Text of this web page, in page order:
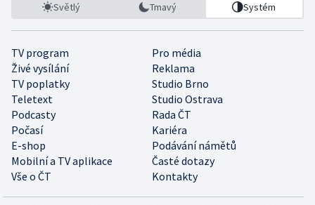
Světlý Tmavý Systém
TV program
Pro média
Živé vysílání
Reklama
TV poplatky
Studio Brno
Teletext
Studio Ostrava
Podcasty
Rada ČT
Počasí
Kariéra
E-shop
Podávání námětů
Mobilní a TV aplikace
Časté dotazy
Vše o ČT
Kontakty